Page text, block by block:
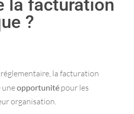
la facturation
?
la facturation
uneopportunité pour les
organisation.